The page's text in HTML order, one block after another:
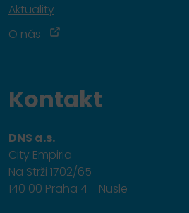
Aktuality
O nás
Kontakt
DNS a.s.
City Empiria
Na Strži 1702/65
140 00 Praha 4 - Nusle